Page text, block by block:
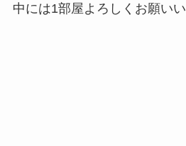
中には1部屋よろしくお願いい